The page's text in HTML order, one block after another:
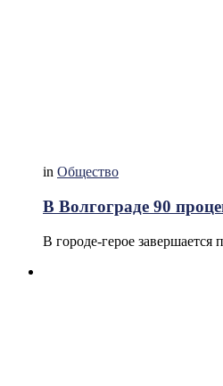
in Общество
В Волгограде 90
В городе-герое завершается